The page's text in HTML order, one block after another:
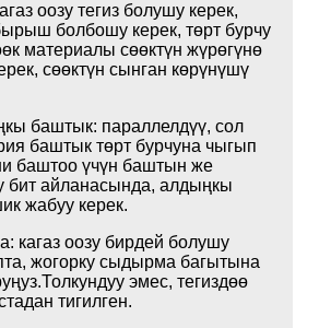
оозу тегиз болушу керек,
болбошу керек, төрт бурчу
материалы сөөктүн жүрөгүнө
сөөктүн сынган көрүнүшү
баштык: параллелдүү, сол
баштык төрт бурчуна чыгып
баштоо үчүн баштын же
бит айланасында, алдыңкы
жабуу керек.
кагаз оозу бирдей болушу
жогорку сыдырма багытына
эмес, тегиздөө
тигилген.